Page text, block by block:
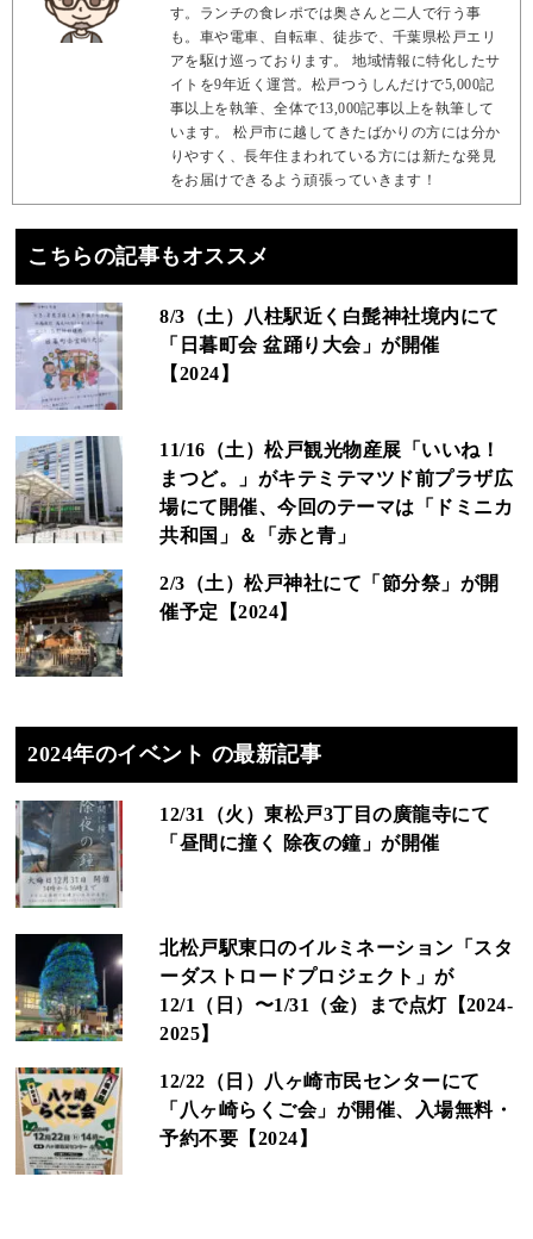
す。ランチの食レポでは奥さんと二人で行う事
も。車や電車、自転車、徒歩で、千葉県松戸エリ
アを駆け巡っております。 地域情報に特化したサ
イトを9年近く運営。松戸つうしんだけで5,000記
事以上を執筆、全体で13,000記事以上を執筆して
います。 松戸市に越してきたばかりの方には分か
りやすく、長年住まわれている方には新たな発見
をお届けできるよう頑張っていきます！
こちらの記事もオススメ
8/3（土）八柱駅近く白髭神社境内にて
「日暮町会 盆踊り大会」が開催
【2024】
11/16（土）松戸観光物産展「いいね！
まつど。」がキテミテマツド前プラザ広
場にて開催、今回のテーマは「ドミニカ
共和国」＆「赤と青」
2/3（土）松戸神社にて「節分祭」が開
催予定【2024】
2024年のイベント の最新記事
12/31（火）東松戸3丁目の廣龍寺にて
「昼間に撞く 除夜の鐘」が開催
北松戸駅東口のイルミネーション「スタ
ーダストロードプロジェクト」が
12/1（日）〜1/31（金）まで点灯【2024-
2025】
12/22（日）八ヶ崎市民センターにて
「八ヶ崎らくご会」が開催、入場無料・
予約不要【2024】